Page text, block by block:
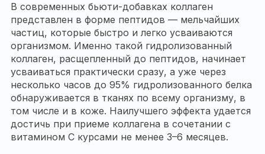
В современных бьюти-добавках коллаген
представлен в форме пептидов — мельчайших
частиц, которые быстро и легко усваиваются
организмом. Именно такой гидролизованный
коллаген, расщепленный до пептидов, начинает
усваиваться практически сразу, а уже через
несколько часов до 95% гидролизованного белка
обнаруживается в тканях по всему организму, в
том числе и в коже. Наилучшего эффекта удается
достичь при приеме коллагена в сочетании с
витамином C курсами не менее 3–6 месяцев.